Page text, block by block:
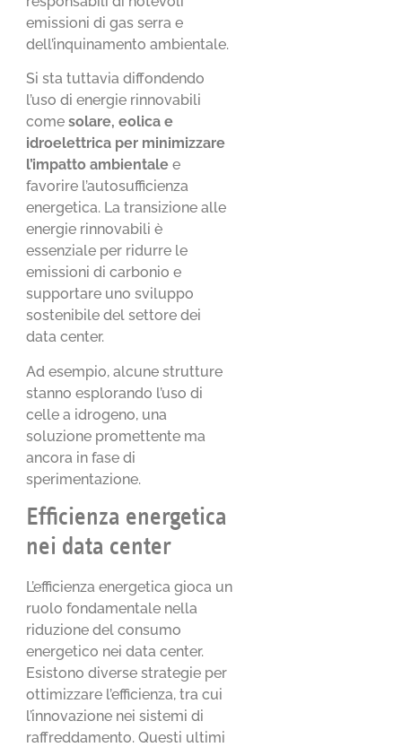
emissioni di gas serra e
dell’inquinamento ambientale.
Si sta tuttavia diffondendo
l’uso di energie rinnovabili
come solare, eolica e
idroelettrica per minimizzare
l’impatto ambientale e
favorire l’autosufficienza
energetica. La transizione alle
energie rinnovabili è
essenziale per ridurre le
emissioni di carbonio e
supportare uno sviluppo
sostenibile del settore dei
data center.
Ad esempio, alcune strutture
stanno esplorando l’uso di
celle a idrogeno, una
soluzione promettente ma
ancora in fase di
sperimentazione.
Efficienza energetica
nei data center
L’efficienza energetica gioca un
ruolo fondamentale nella
riduzione del consumo
energetico nei data center.
Esistono diverse strategie per
ottimizzare l’efficienza, tra cui
l’innovazione nei sistemi di
raffreddamento. Questi ultimi